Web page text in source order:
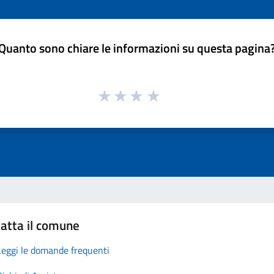
sono chiare le informazioni su questa
il comune
le domande frequenti